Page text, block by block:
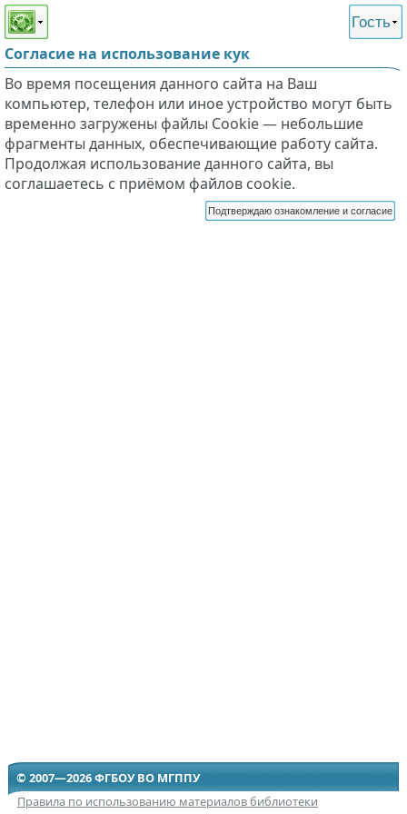
Этот сайт поддерживает
слабовидящих
Гость
Согласие на использование кук
Во время посещения данного сайта на Ваш
компьютер, телефон или иное устройство могут быть
временно загружены файлы Cookie — небольшие
фрагменты данных, обеспечивающие работу сайта.
Продолжая использование данного сайта, вы
соглашаетесь с приёмом файлов cookie.
Подтверждаю ознакомление и согласие
© 2007—2026 ФГБОУ ВО МГППУ
Правила по использованию материалов библиотеки